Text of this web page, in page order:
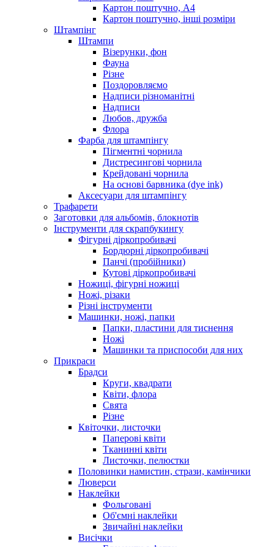
Картон поштучно, А4
Картон поштучно, інші розміри
Штампінг
Штампи
Візерунки, фон
Фауна
Різне
Поздоровляємо
Надписи різноманітні
Надписи
Любов, дружба
Флора
Фарба для штампінгу
Пігментні чорнила
Дистресингові чорнила
Крейдовані чорнила
На основі барвника (dye ink)
Аксесуари для штампінгу
Трафарети
Заготовки для альбомів, блокнотів
Інструменти для скрапбукингу
Фігурні діркопробивачі
Бордюрні діркопробивачі
Панчі (пробійники)
Кутові діркопробивачі
Ножиці, фігурні ножиці
Ножі, різаки
Різні інструменти
Машинки, ножі, папки
Папки, пластини для тиснення
Ножі
Машинки та приспособи для них
Прикраси
Брадси
Круги, квадрати
Квіти, флора
Свята
Різне
Квіточки, листочки
Паперові квіти
Тканинні квіти
Листочки, пелюстки
Половинки намистин, стрази, камінчики
Люверси
Наклейки
Фольговані
Об'ємні наклейки
Звичайні наклейки
Висічки